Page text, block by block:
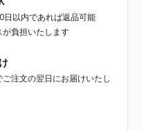
日以内であれば返品可能
負担いたします
注文の翌日にお届けいたし